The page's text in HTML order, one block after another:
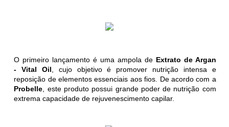
O primeiro lançamento é uma ampola de Extrato de Argan
- Vital Oil , cujo objetivo é promover nutrição intensa e
reposição de elementos essenciais aos fios. De acordo com a
Probelle , este produto possui grande poder de nutrição com
extrema capacidade de rejuvenescimento capilar.